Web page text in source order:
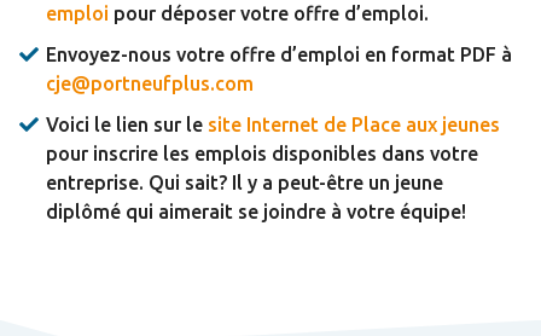
emploi pour déposer votre offre d’emploi.
Envoyez-nous votre offre d’emploi en format PDF à
cje@portneufplus.com
Voici le lien sur le site Internet de Place aux jeunes
pour inscrire les emplois disponibles dans votre
entreprise. Qui sait? Il y a peut-être un jeune
diplômé qui aimerait se joindre à votre équipe!